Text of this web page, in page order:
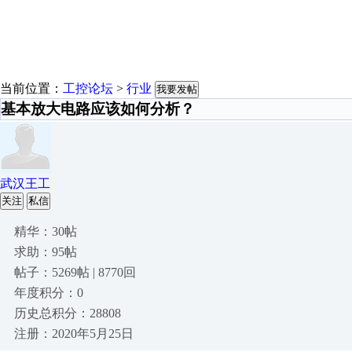
当前位置： 工控论坛 > 行业 我要发帖
基本放大电路应该如何分析？
武汉王工
关注 私信
精华：30帖
求助：95帖
帖子：5269帖 | 8770回
年度积分：0
历史总积分：28808
注册：2020年5月25日